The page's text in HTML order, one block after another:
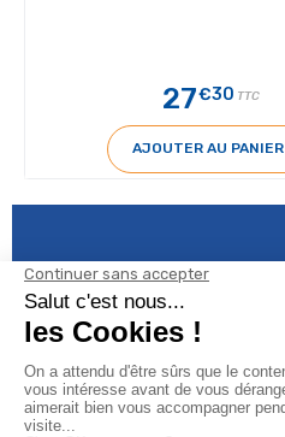
27€30 TTC
AJOUTER AU PANIER